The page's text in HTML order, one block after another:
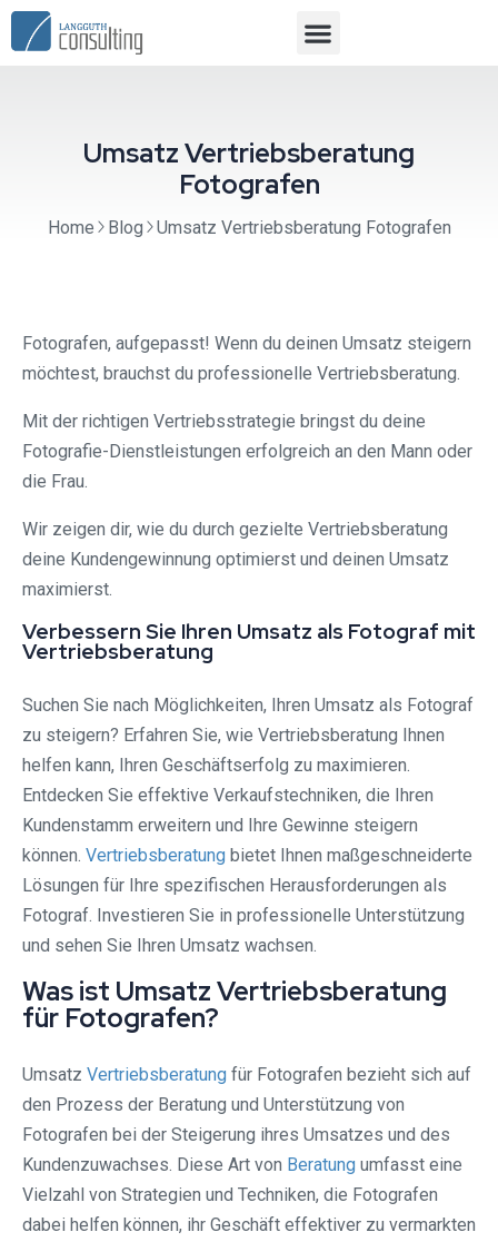
Umsatz Vertriebsberatung
Fotografen
Home Blog Umsatz Vertriebsberatung Fotografen
Fotografen, aufgepasst! Wenn du deinen Umsatz steigern
möchtest, brauchst du professionelle Vertriebsberatung.
Mit der richtigen Vertriebsstrategie bringst du deine
Fotografie-Dienstleistungen erfolgreich an den Mann oder
die Frau.
Wir zeigen dir, wie du durch gezielte Vertriebsberatung
deine Kundengewinnung optimierst und deinen Umsatz
maximierst.
Verbessern Sie Ihren Umsatz als Fotograf mit
Vertriebsberatung
Suchen Sie nach Möglichkeiten, Ihren Umsatz als Fotograf
zu steigern? Erfahren Sie, wie Vertriebsberatung Ihnen
helfen kann, Ihren Geschäftserfolg zu maximieren.
Entdecken Sie effektive Verkaufstechniken, die Ihren
Kundenstamm erweitern und Ihre Gewinne steigern
können. Vertriebsberatung bietet Ihnen maßgeschneiderte
Lösungen für Ihre spezifischen Herausforderungen als
Fotograf. Investieren Sie in professionelle Unterstützung
und sehen Sie Ihren Umsatz wachsen.
Was ist Umsatz Vertriebsberatung
für Fotografen?
Umsatz Vertriebsberatung für Fotografen bezieht sich auf
den Prozess der Beratung und Unterstützung von
Fotografen bei der Steigerung ihres Umsatzes und des
Kundenzuwachses. Diese Art von Beratung umfasst eine
Vielzahl von Strategien und Techniken, die Fotografen
dabei helfen können, ihr Geschäft effektiver zu vermarkten